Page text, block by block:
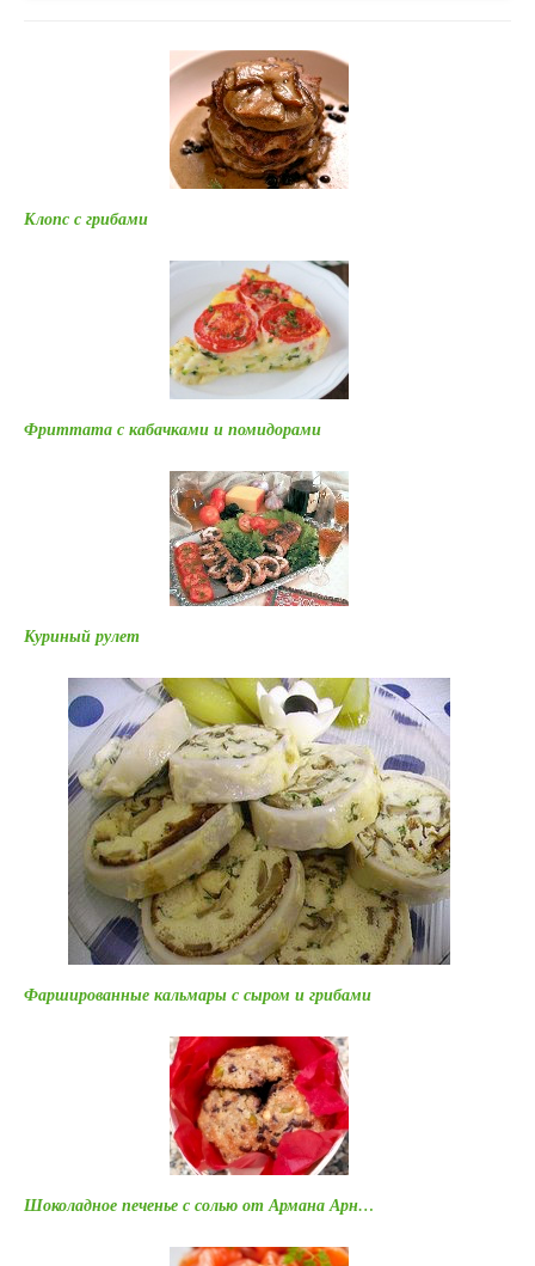
Клопс с грибами
Фриттата с кабачками и помидорами
Куриный рулет
Фаршированные кальмары с сыром и грибами
Шоколадное печенье с солью от Армана Арн…